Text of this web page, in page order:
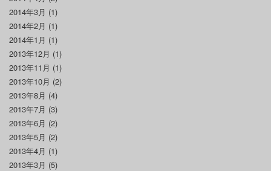
2014年3月 (1)
2014年2月 (1)
2014年1月 (1)
2013年12月 (1)
2013年11月 (1)
2013年10月 (2)
2013年8月 (4)
2013年7月 (3)
2013年6月 (2)
2013年5月 (2)
2013年4月 (1)
2013年3月 (5)